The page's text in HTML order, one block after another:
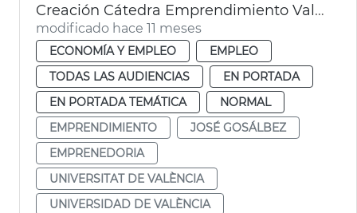
Creación Cátedra Emprendimiento València
modificado hace 11 meses
ECONOMÍA Y EMPLEO
EMPLEO
TODAS LAS AUDIENCIAS
EN PORTADA
EN PORTADA TEMÁTICA
NORMAL
EMPRENDIMIENTO
JOSÉ GOSÁLBEZ
EMPRENEDORIA
UNIVERSITAT DE VALÈNCIA
UNIVERSIDAD DE VALÈNCIA